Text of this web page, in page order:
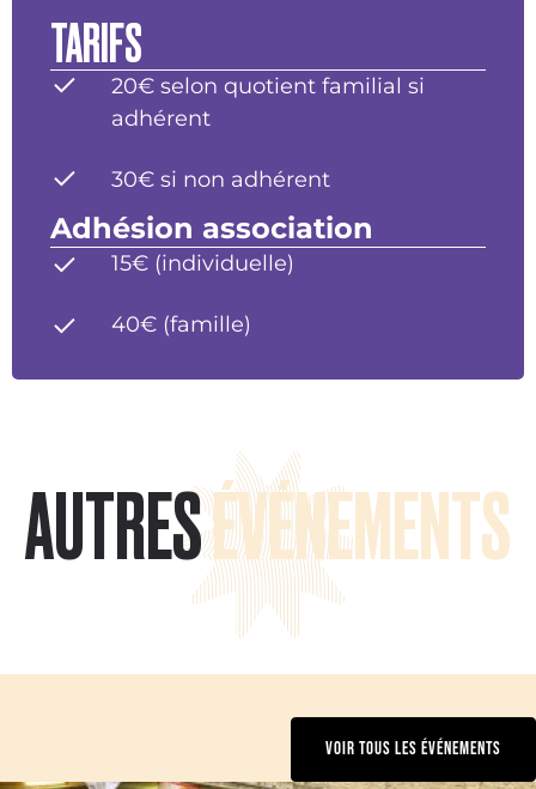
TARIFS
20€ selon quotient familial si
adhérent
30€ si non adhérent
Adhésion association
15€ (individuelle)
40€ (famille)
AUTRESÉVÉNEMENTS
VOIR TOUS LES ÉVÉNEMENTS